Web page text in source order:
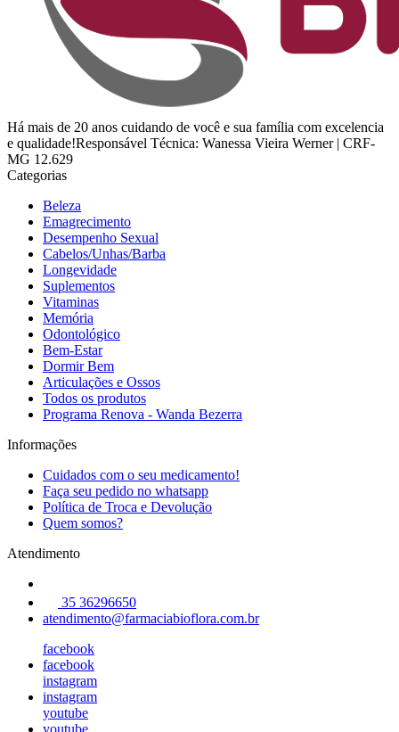
Há mais de 20 anos cuidando de você e sua família com excelencia
e qualidade!Responsável Técnica: Wanessa Vieira Werner | CRF-
MG 12.629
Categorias
Beleza
Emagrecimento
Desempenho Sexual
Cabelos/Unhas/Barba
Longevidade
Suplementos
Vitaminas
Memória
Odontológico
Bem-Estar
Dormir Bem
Articulações e Ossos
Todos os produtos
Programa Renova - Wanda Bezerra
Informações
Cuidados com o seu medicamento!
Faça seu pedido no whatsapp
Política de Troca e Devolução
Quem somos?
Atendimento
35 36296650
atendimento@farmaciabioflora.com.br
facebook
facebook
instagram
instagram
youtube
youtube